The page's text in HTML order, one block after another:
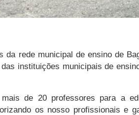
da rede municipal de ensino de
instituições municipais de
mais de 20 professores para a
os nosso profissionais e